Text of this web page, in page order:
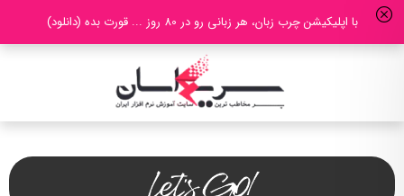
با اپلیکیشن چرب زبان، هر زبانی رو در 80 روز ... قورت بده (دانلود)